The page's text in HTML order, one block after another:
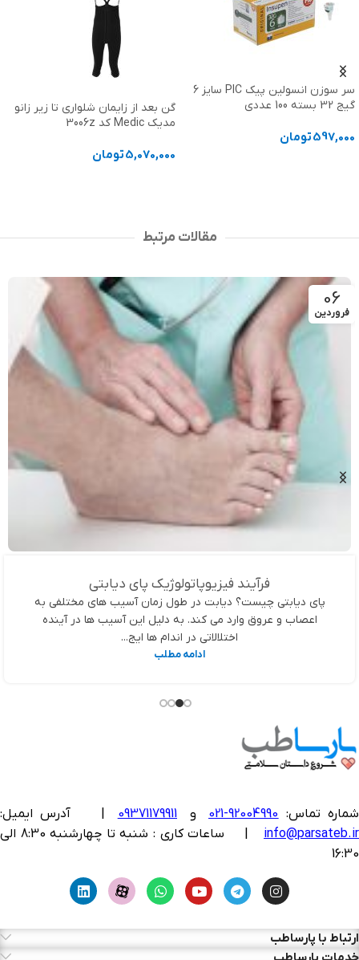
گن بعد از زایمان شلواری تا زیر زانو
گن لیپوماتیک شکم پهلو و پشت
بلند مدیک Medic کد 3007E
4,670,000تومان
مقالات مرتبط
06
فروردین
فرآیند فیزیوپاتولوژیک پای دیابتی
پای دیابتی چیست؟ دیابت در طول زمان آسیب های مختلفی به
اعصاب و عروق وارد می کند. به دلیل این آسیب ها در آینده
اختلالاتی در اندام ها ایج...
ادامه مطلب
شماره تماس: 92004990-021 و 09371179911
آدرس ایمیل:
info@parsateb.ir
| ساعات کاری : شنبه تا چهارشنبه 8:30 الی
16:30
ارتباط با پارساطب